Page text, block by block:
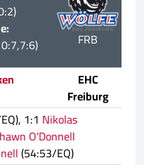
FRB
EHC
Freiburg
1:1 Nikolas
O'Donnell
(54:53/EQ)